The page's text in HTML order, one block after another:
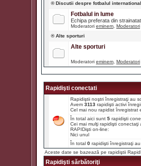
® Discutii despre fotbalul international
Fotbalul in lume
Echipa preferata din
Moderatori eminem Moderatori
® Alte sporturi
Alte sporturi
Moderatori eminem Moderatori
Rapidişti conectati
Rapidiştii noştri înregistraţi au
Avem 3113 rapidişti activi
Cel mai nou rapidist înregistrat
În total aici sunt 5 rapidişti
Cei mai mulţi rapidişti conectaţi
RAPIDişti on-line:
Nici unul
În total 0 rapidişti înregistraţi
Aceste date se bazează pe rapidiştii
Rapidişti sărbătoriţi